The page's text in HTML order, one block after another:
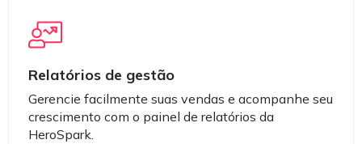
Relatórios de gestão
Gerencie facilmente suas vendas e acompanhe seu
crescimento com o painel de relatórios da
HeroSpark.